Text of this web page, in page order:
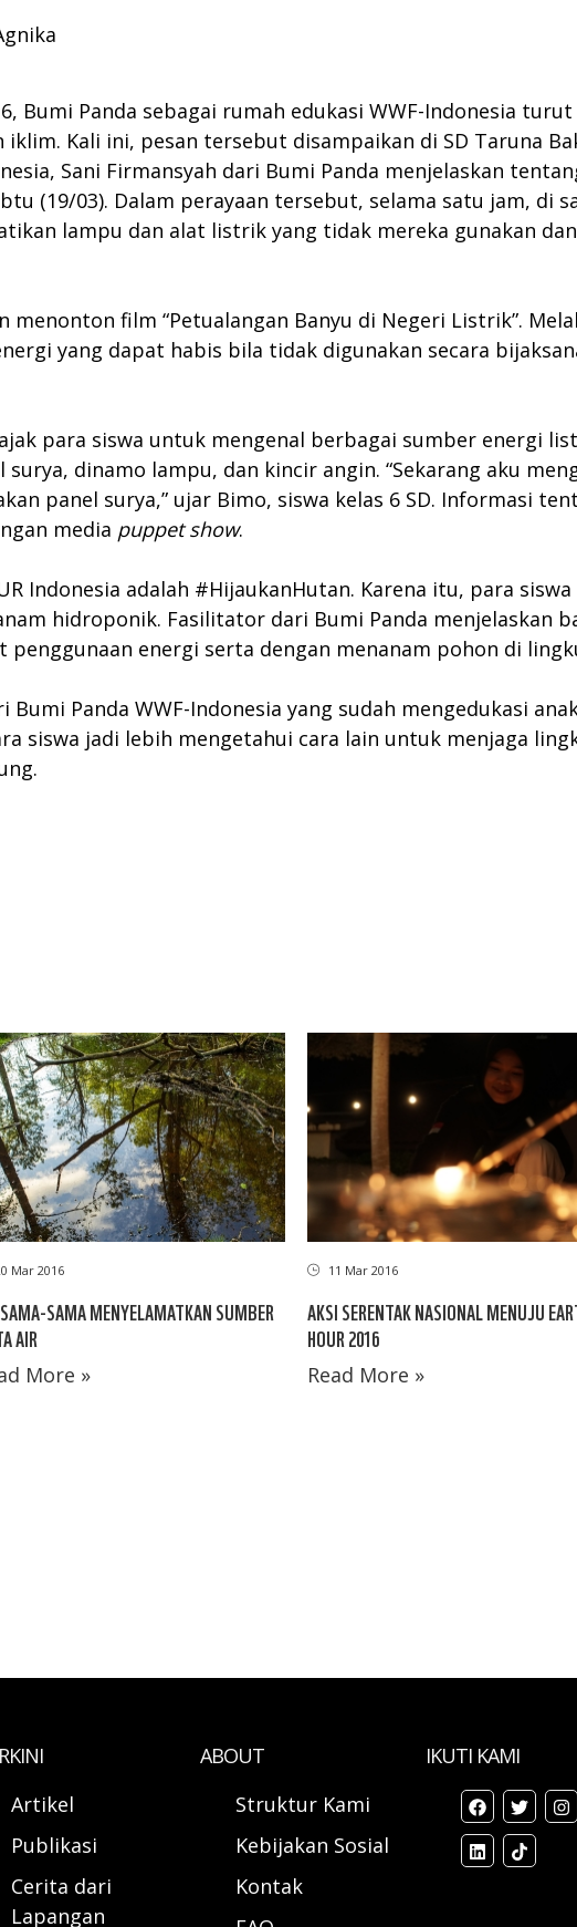
Bumi Panda sebagai rumah edukasi WWF-Indonesia
Kali ini, pesan tersebut disampaikan di SD Taruna
Sani Firmansyah dari Bumi Panda menjelaskan
(19/03). Dalam perayaan tersebut, selama satu jam, di
lampu dan alat listrik yang tidak mereka gunakan
menonton film “Petualangan Banyu di Negeri Listrik”.
yang dapat habis bila tidak digunakan secara
para siswa untuk mengenal berbagai sumber energi
dinamo lampu, dan kincir angin. “Sekarang aku
panel surya,” ujar Bimo, siswa kelas 6 SD. Informasi
media puppet show.
Indonesia adalah #HijaukanHutan. Karena itu, para
hidroponik. Fasilitator dari Bumi Panda menjelaskan
energi serta dengan menanam pohon di
Bumi Panda WWF-Indonesia yang sudah mengedukasi
siswa jadi lebih mengetahui cara lain untuk menjaga
Mar 2016
SAMA MENYELAMATKAN SUMBER
AIR
More »
11 Mar 2016
AKSI SERENTAK NASIONAL MENUJU
HOUR 2016
Read More »
Artikel
Publikasi
Cerita dari
Lapangan
ABOUT
Struktur Kami
Kebijakan Sosial
Kontak
IKUTI KAMI